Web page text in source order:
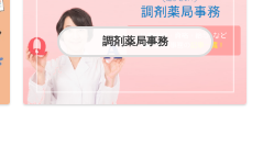
調剤薬局事務